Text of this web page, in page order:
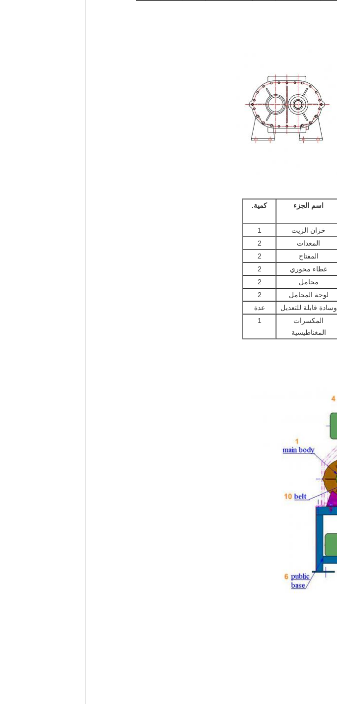
اسم الجزء كمية.
خزان الزيت
1
المعدات
2
المفتاح
2
غطاء محوري
2
محامل
2
لوحة المحامل
2
وسادة قابلة للتعديل
عدة
المكسرات
المغناطيسية
1